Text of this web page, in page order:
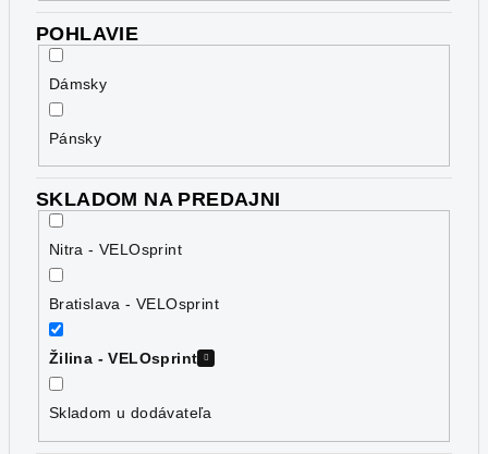
POHLAVIE
Dámsky
Pánsky
SKLADOM NA PREDAJNI
Nitra - VELOsprint
Bratislava - VELOsprint
Žilina - VELOsprint
Skladom u dodávateľa